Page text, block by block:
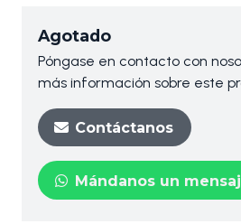
Agotado
Póngase en contacto con
más información sobre este
Contáctanos
Mándanos un